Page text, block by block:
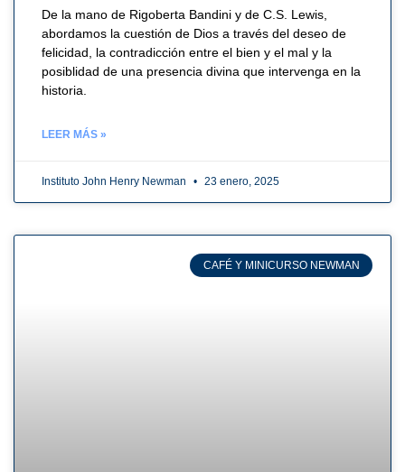
De la mano de Rigoberta Bandini y de C.S. Lewis,
abordamos la cuestión de Dios a través del deseo de
felicidad, la contradicción entre el bien y el mal y la
posiblidad de una presencia divina que intervenga en la
historia.
LEER MÁS »
Instituto John Henry Newman 23 enero, 2025
CAFÉ Y MINICURSO NEWMAN